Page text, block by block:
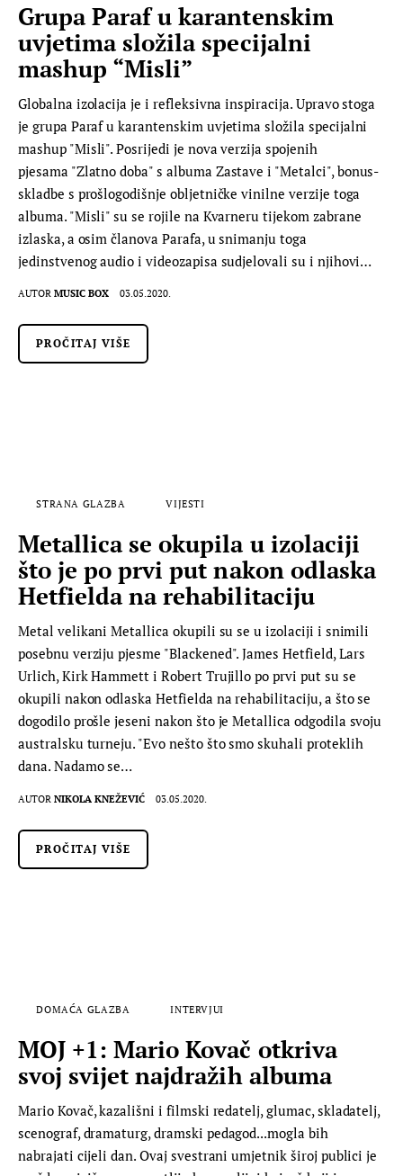
Grupa Paraf u karantenskim
uvjetima složila specijalni
mashup “Misli”
Globalna izolacija je i refleksivna inspiracija. Upravo stoga
je grupa Paraf u karantenskim uvjetima složila specijalni
mashup "Misli". Posrijedi je nova verzija spojenih
pjesama "Zlatno doba" s albuma Zastave i "Metalci", bonus-
skladbe s prošlogodišnje obljetničke vinilne verzije toga
albuma. "Misli" su se rojile na Kvarneru tijekom zabrane
izlaska, a osim članova Parafa, u snimanju toga
jedinstvenog audio i videozapisa sudjelovali su i njihovi…
AUTOR MUSIC BOX 03.05.2020.
PROČITAJ VIŠE
STRANA GLAZBA VIJESTI
Metallica se okupila u izolaciji
što je po prvi put nakon odlaska
Hetfielda na rehabilitaciju
Metal velikani Metallica okupili su se u izolaciji i snimili
posebnu verziju pjesme "Blackened". James Hetfield, Lars
Urlich, Kirk Hammett i Robert Trujillo po prvi put su se
okupili nakon odlaska Hetfielda na rehabilitaciju, a što se
dogodilo prošle jeseni nakon što je Metallica odgodila svoju
australsku turneju. "Evo nešto što smo skuhali proteklih
dana. Nadamo se…
AUTOR NIKOLA KNEŽEVIĆ 03.05.2020.
PROČITAJ VIŠE
DOMAĆA GLAZBA INTERVJUI
MOJ +1: Mario Kovač otkriva
svoj svijet najdražih albuma
Mario Kovač, kazališni i filmski redatelj, glumac, skladatelj,
scenograf, dramaturg, dramski pedagod...mogla bih
nabrajati cijeli dan. Ovaj svestrani umjetnik široj publici je